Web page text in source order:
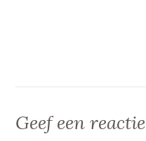
Geef een reactie